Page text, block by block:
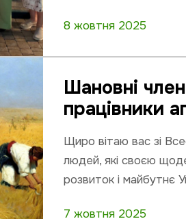
8 жовтня 2025
Шановні
працівники
Щиро вітаю вас зі
людей, які своєю
розвиток і майбутнє
7 жовтня 2025